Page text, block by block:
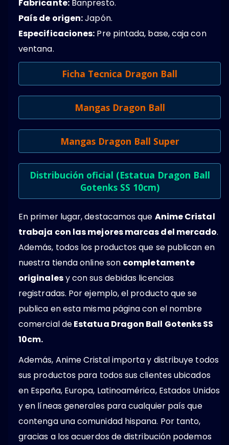
Fabricante:Banpresto.
País de origen:Japón.
Especificaciones: Pre pintada, base, caja con
ventana.
Ficha Tecnica Dragon Ball
Mangas Dragon Ball
Mangas Dragon Ball Super
Distribución oficial (Estatua Dragon Ball
Gotenks SS 10cm)
En primer lugar, destacamos que Anime Cristal
trabaja con las mejores marcas del mercado.
Además, todos los productos que se publican en
nuestra tienda online son completamente
originalesy con sus debidas licencias
registradas. Por ejemplo, el producto que se
publica en esta misma página con el nombre
comercial deEstatua Dragon Ball Gotenks SS
10cm.
Además, Anime Cristal importa y distribuye todos
sus productos para todos sus clientes ubicados
en España, Europa, Latinoamérica, Estados Unidos
y en líneas generales para cualquier país que
contenga una comunidad hispana. Por tanto,
gracias a los acuerdos de distribución podemos